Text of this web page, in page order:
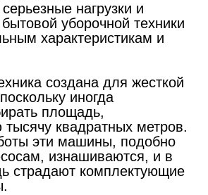
нагрузки и
уборочной техники
характеристикам и
создана для жесткой
иногда
площадь,
квадратных метров.
эти машины, подобно
изнашиваются, и в
страдают комплектующие